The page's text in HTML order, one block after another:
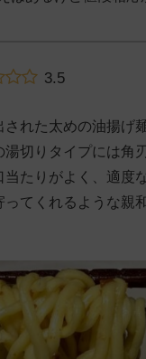
3.5
された太めの油揚げ
切りタイプには角
たりがよく、適度
てくれるような親